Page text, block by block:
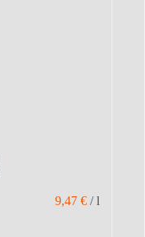
9,47€ /l